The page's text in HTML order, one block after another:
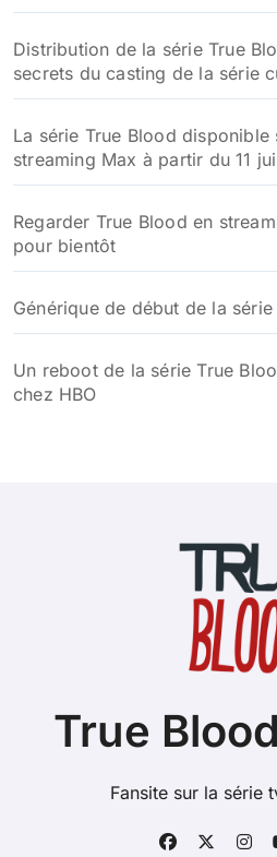
Distribution de la série True
secrets du casting de la série
La série True Blood
streaming Max à partir du 11
Regarder True Blood en
pour bientôt
Générique de début de la
Un reboot de la série True
chez HBO
True
Fansite sur la série